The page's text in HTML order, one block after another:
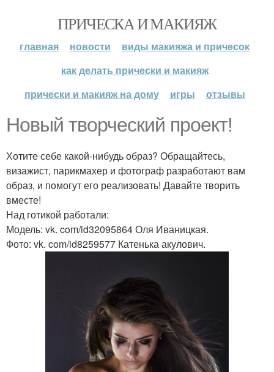
ПРИЧЕСКА И МАКИЯЖ
главная новости
виды макияжа и причесок
как делать прически и макияж
прически и макияж на дому
игры отзывы
Новый творческий проект!
Хотите себе какой-нибудь образ? Обращайтесь,
визажист, парикмахер и фотограф разработают вам
образ, и помогут его реализовать! Давайте творить
вместе!
Над готикой работали:
Модель: vk. com/id32095864 Оля Иваницкая.
Фото: vk. com/id8259577 Катенька акулович.